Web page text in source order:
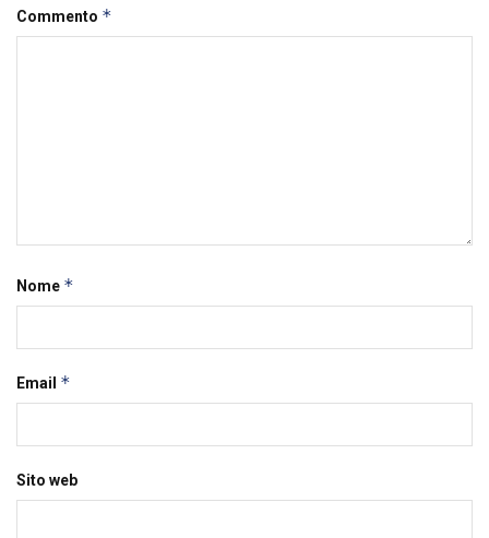
Commento *
Nome *
Email *
Sito web